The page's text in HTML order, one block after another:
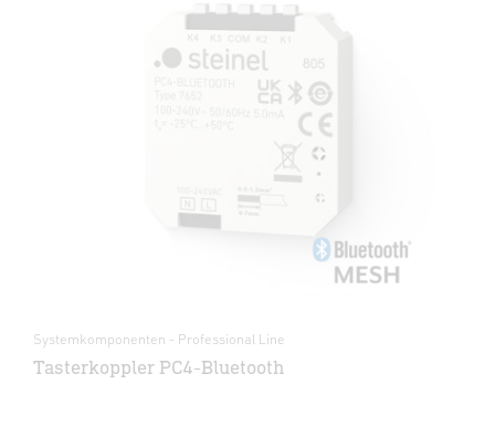
Systemkomponenten - Professional Line
Tasterkoppler PC4-Bluetooth